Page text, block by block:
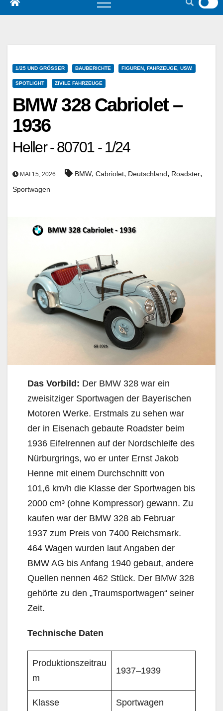
1/25 UND GRÖSSER BAUBERICHTE FIGUREN, FAHRZEUGE, USW.
SPOTLIGHT ZIVILE FAHRZEUGE
BMW 328 Cabriolet –
1936
Heller - 80701 - 1/24
MAI 15, 2026 BMW, Cabriolet, Deutschland, Roadster,
Sportwagen
Das Vorbild: Der BMW 328 war ein
zweisitziger Sportwagen der Bayerischen
Motoren Werke. Erstmals zu sehen war
der in Eisenach gebaute Roadster beim
1936 Eifelrennen auf der Nordschleife des
Nürburgrings, wo er unter Ernst Jakob
Henne mit einem Durchschnitt von
101,6 km/h die Klasse der Sportwagen bis
2000 cm³ (ohne Kompressor) gewann. Zu
kaufen war der BMW 328 ab Februar
1937 zum Preis von 7400 Reichsmark.
464 Wagen wurden laut Angaben der
BMW AG bis Anfang 1940 gebaut, andere
Quellen nennen 462 Stück. Der BMW 328
gehörte zu den „Traumsportwagen“ seiner
Zeit.
Technische Daten
Produktionszeitrau
m
1937–1939
Klasse Sportwagen